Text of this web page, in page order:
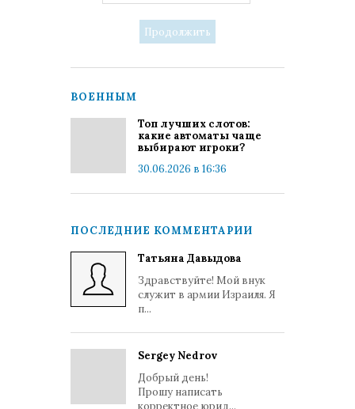
ВОЕННЫМ
Топ лучших слотов:
какие автоматы чаще
выбирают игроки?
30.06.2026 в 16:36
ПОСЛЕДНИЕ КОММЕНТАРИИ
Татьяна Давыдова
Здравствуйте! Мой внук
служит в армии Израиля. Я
п...
Sergey Nedrov
Добрый день!
Прошу написать
корректное юрид...